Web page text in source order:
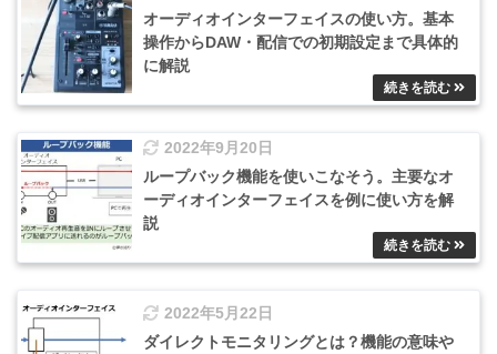
オーディオインターフェイスの使い方。基本
操作からDAW・配信での初期設定まで具体的
に解説
2022年9月20日
ループバック機能を使いこなそう。主要なオ
ーディオインターフェイスを例に使い方を解
説
2022年5月22日
ダイレクトモニタリングとは？機能の意味や